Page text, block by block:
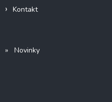
Kontakt
» Novinky